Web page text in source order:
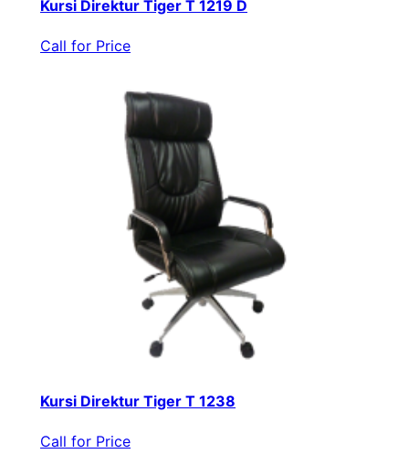
Kursi Direktur Tiger T 1219 D
Call for Price
Kursi Direktur Tiger T 1238
Call for Price